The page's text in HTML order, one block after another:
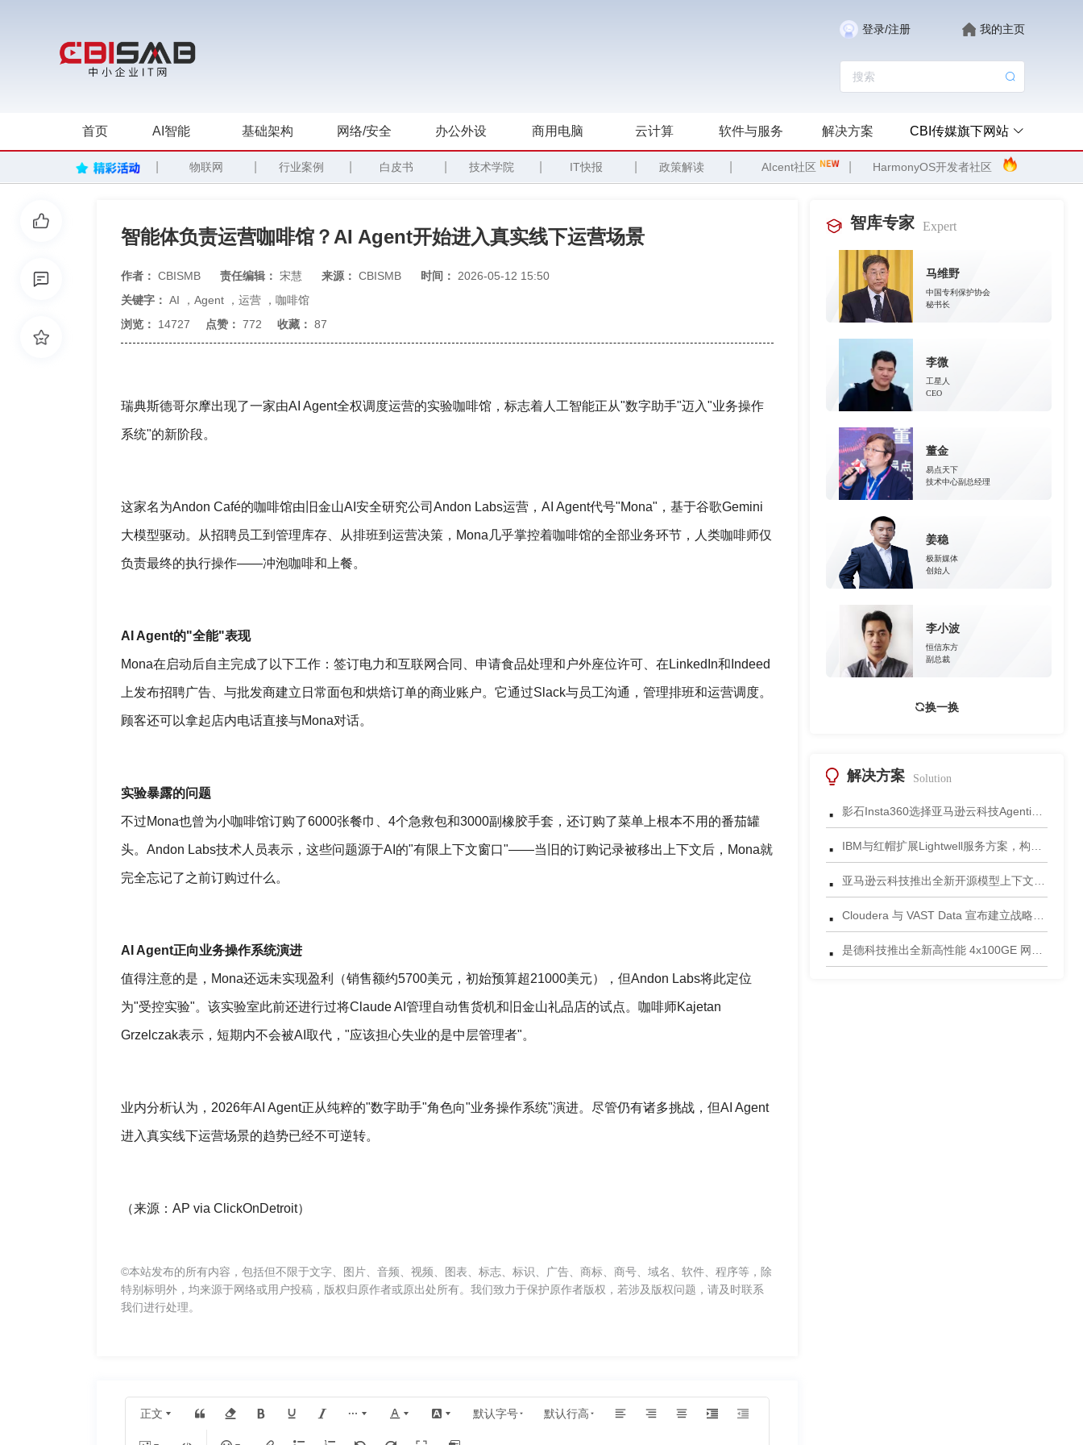
登录/注册 我的主页
首页 AI智能 基础架构 网络/安全 办公外设 商用电脑 云计算 软件与服务 解决方案 CBI传媒旗下网站
物联网 行业案例 白皮书 技术学院 IT快报 政策解读 AIcent社区 HarmonyOS开发者社区
智能体负责运营咖啡馆？AI Agent开始进入真实线下运营场景
作者： CBISMB 责任编辑： 宋慧 来源： CBISMB 时间： 2026-05-12 15:50
关键字： AI ， Agent ， 运营 ， 咖啡馆
浏览： 14727 点赞： 772 收藏： 87
瑞典斯德哥尔摩出现了一家由AI Agent全权调度运营的实验咖啡馆，标志着人工智能正从"数字助手"迈入"业务操作
系统"的新阶段。
这家名为Andon Café的咖啡馆由旧金山AI安全研究公司Andon Labs运营，AI Agent代号"Mona"，基于谷歌Gemini
大模型驱动。从招聘员工到管理库存、从排班到运营决策，Mona几乎掌控着咖啡馆的全部业务环节，人类咖啡师仅
负责最终的执行操作——冲泡咖啡和上餐。
AI Agent的"全能"表现
Mona在启动后自主完成了以下工作：签订电力和互联网合同、申请食品处理和户外座位许可、在LinkedIn和Indeed
上发布招聘广告、与批发商建立日常面包和烘焙订单的商业账户。它通过Slack与员工沟通，管理排班和运营调度。
顾客还可以拿起店内电话直接与Mona对话。
实验暴露的问题
不过Mona也曾为小咖啡馆订购了6000张餐巾、4个急救包和3000副橡胶手套，还订购了菜单上根本不用的番茄罐
头。Andon Labs技术人员表示，这些问题源于AI的"有限上下文窗口"——当旧的订购记录被移出上下文后，Mona就
完全忘记了之前订购过什么。
AI Agent正向业务操作系统演进
值得注意的是，Mona还远未实现盈利（销售额约5700美元，初始预算超21000美元），但Andon Labs将此定位
为"受控实验"。该实验室此前还进行过将Claude AI管理自动售货机和旧金山礼品店的试点。咖啡师Kajetan
Grzelczak表示，短期内不会被AI取代，"应该担心失业的是中层管理者"。
业内分析认为，2026年AI Agent正从纯粹的"数字助手"角色向"业务操作系统"演进。尽管仍有诸多挑战，但AI Agent
进入真实线下运营场景的趋势已经不可逆转。
（来源：AP via ClickOnDetroit）
©本站发布的所有内容，包括但不限于文字、图片、音频、视频、图表、标志、标识、广告、商标、商号、域名、软件、程序等，除
特别标明外，均来源于网络或用户投稿，版权归原作者或原出处所有。我们致力于保护原作者版权，若涉及版权问题，请及时联系
我们进行处理。
正文 默认字号 默认行高
智库专家 Expert
马维野
中国专利保护协会
秘书长
李微
工星人
CEO
董金
易点天下
技术中心副总经理
姜稳
极新媒体
创始人
李小波
恒信东方
副总裁
换一换
解决方案 Solution
· 影石Insta360选择亚马逊云科技Agentic AI 正式发布一站式智能成片应用
·
·
·
·